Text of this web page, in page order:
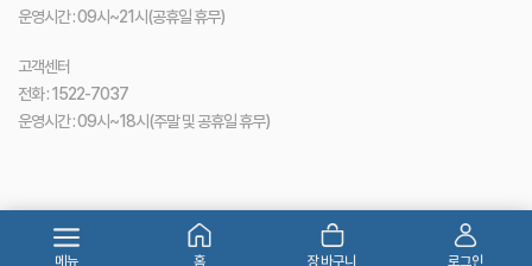
메뉴 홈 장바구니 로그인
운영시간 : 09시~21시(공휴일 휴무)
고객센터
전화 : 1522-7037
운영시간 : 09시~18시(주말 및 공휴일 휴무)